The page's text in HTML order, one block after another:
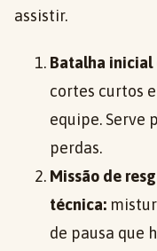
assistir.
Batalha inicial
cortes curtos
equipe. Serve
perdas.
Missão de
técnica:
de pausa que